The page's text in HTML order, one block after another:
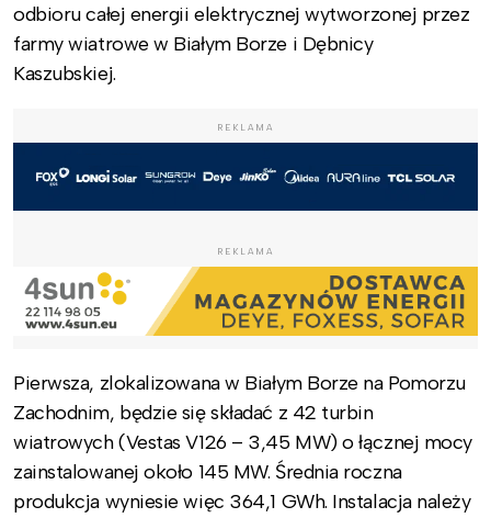
odbioru całej energii elektrycznej wytworzonej przez
farmy wiatrowe w Białym Borze i Dębnicy
Kaszubskiej.
REKLAMA
REKLAMA
Pierwsza, zlokalizowana w Białym Borze na Pomorzu
Zachodnim, będzie się składać z 42 turbin
wiatrowych (Vestas V126 – 3,45 MW) o łącznej mocy
zainstalowanej około 145 MW. Średnia roczna
produkcja wyniesie więc 364,1 GWh. Instalacja należy